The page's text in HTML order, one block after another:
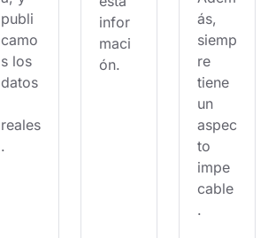
publi
camo
s los
datos
reales
.
infor
maci
ón.
ás,
siemp
re
tiene
un
aspec
to
impe
cable
.